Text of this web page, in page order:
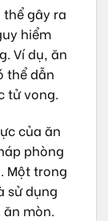
thể gây ra
hiểm
Ví dụ, ăn
thể dẫn
tử vong.
của ăn
phòng
Một trong
sử dụng
mòn.